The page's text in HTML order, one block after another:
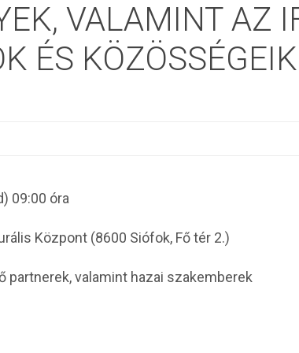
VALAMINT AZ
ÉS KÖZÖSSÉGEIK
09:00 óra
Központ (8600 Siófok, Fő tér 2.)
partnerek, valamint hazai szakemberek